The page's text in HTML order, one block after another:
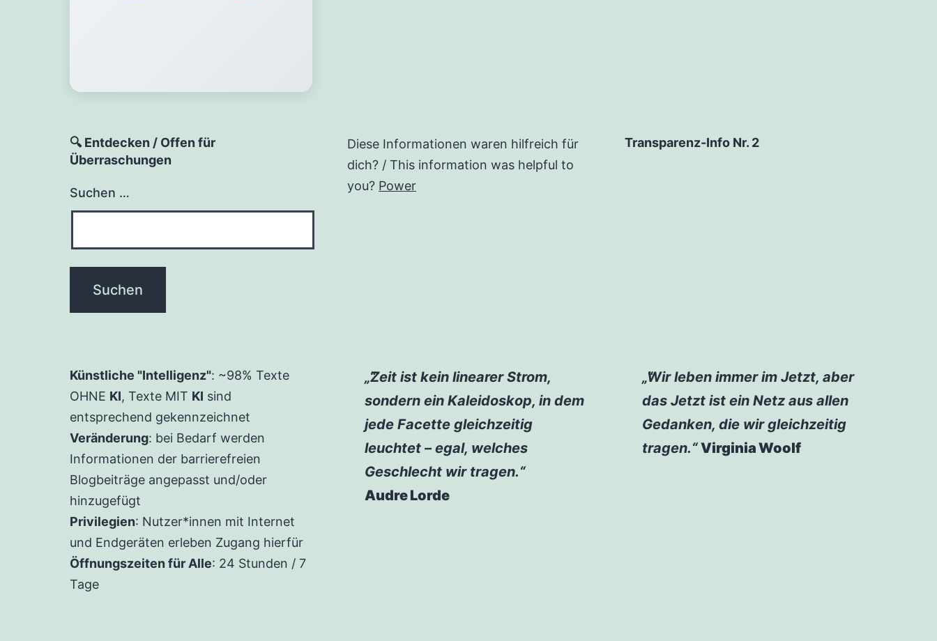
🔍 Entdecken / Offen für
Überraschungen
Suchen …
Diese Informationen waren hilfreich für
dich? / This information was helpful to
you? Power
Transparenz-Info Nr. 2
Künstliche "Intelligenz": ~98% Texte
OHNE KI, Texte MIT KI sind
entsprechend gekennzeichnet
Veränderung: bei Bedarf werden
Informationen der barrierefreien
Blogbeiträge angepasst und/oder
hinzugefügt
Privilegien: Nutzer*innen mit Internet
und Endgeräten erleben Zugang hierfür
Öffnungszeiten für Alle: 24 Stunden / 7
Tage
„Zeit ist kein linearer Strom,
sondern ein Kaleidoskop, in dem
jede Facette gleichzeitig
leuchtet – egal, welches
Geschlecht wir tragen.“
Audre Lorde
„Wir leben immer im Jetzt, aber
das Jetzt ist ein Netz aus allen
Gedanken, die wir gleichzeitig
tragen.“ Virginia Woolf